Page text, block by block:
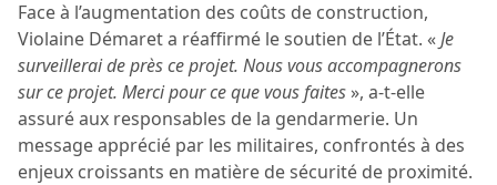
Face à l’augmentation des coûts de construction,
Violaine Démaret a réaffirmé le soutien de l’État. «Je
surveillerai de près ce projet. Nous vous accompagnerons
sur ce projet. Merci pour ce que vous faites », a-t-elle
assuré aux responsables de la gendarmerie. Un
message apprécié par les militaires, confrontés à des
enjeux croissants en matière de sécurité de proximité.